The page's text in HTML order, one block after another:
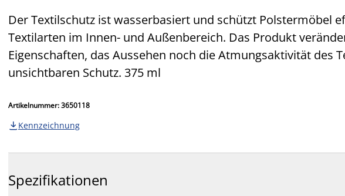
Der Textilschutz ist wasserbasiert und schützt Polstermöbel
Textilarten im Innen- und Außenbereich. Das Produkt
Eigenschaften, das Aussehen noch die Atmungsaktivität des
unsichtbaren Schutz. 375 ml
Artikelnummer: 3650118
 Kennzeichnung
Spezifikationen